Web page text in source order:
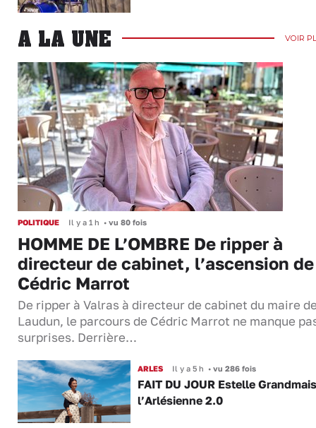
A LA UNE VOIR
POLITIQUE Il y a 1 h • vu 80 fois
HOMME DE L’OMBRE De ripper à
directeur de cabinet, l’ascension de
Cédric Marrot
De ripper à Valras à directeur de cabinet du maire
Laudun, le parcours de Cédric Marrot ne manque
surprises. Derrière…
ARLES Il y a 5 h •vu 286 fois
FAIT DU JOUR Estelle
l’Arlésienne 2.0